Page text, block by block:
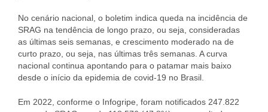
No cenário nacional, o boletim indica queda na incidência de
SRAG na tendência de longo prazo, ou seja, consideradas
as últimas seis semanas, e crescimento moderado na de
curto prazo, ou seja, nas últimas três semanas. A curva
nacional continua apontando para o patamar mais baixo
desde o início da epidemia de covid-19 no Brasil.
Em 2022, conforme o Infogripe, foram notificados 247.822